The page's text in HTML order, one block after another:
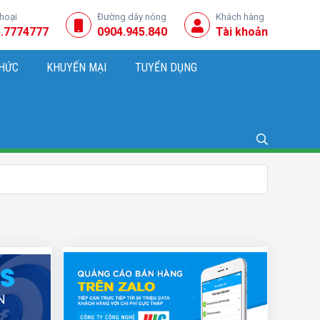
Đường dây nóng
0904.945.840
Khách hàng
Tài khoản
KHUYẾN MẠI TUYỂN DỤNG